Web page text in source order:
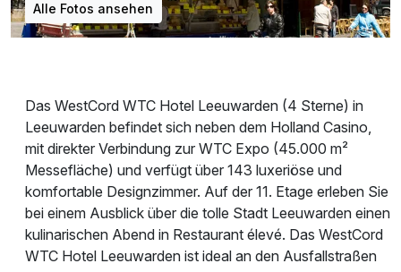
Alle Fotos ansehen
Das WestCord WTC Hotel Leeuwarden (4 Sterne) in
Leeuwarden befindet sich neben dem Holland Casino,
mit direkter Verbindung zur WTC Expo (45.000 m²
Messefläche) und verfügt über 143 luxeriöse und
komfortable Designzimmer. Auf der 11. Etage erleben Sie
bei einem Ausblick über die tolle Stadt Leeuwarden einen
kulinarischen Abend in Restaurant élevé. Das WestCord
WTC Hotel Leeuwarden ist ideal an den Ausfallstraßen